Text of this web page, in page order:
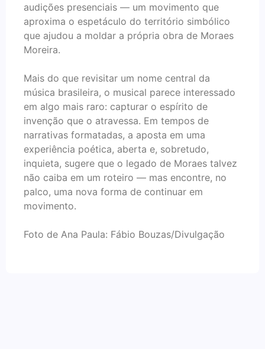
audições presenciais — um movimento que
aproxima o espetáculo do território simbólico
que ajudou a moldar a própria obra de Moraes
Moreira.
Mais do que revisitar um nome central da
música brasileira, o musical parece interessado
em algo mais raro: capturar o espírito de
invenção que o atravessa. Em tempos de
narrativas formatadas, a aposta em uma
experiência poética, aberta e, sobretudo,
inquieta, sugere que o legado de Moraes talvez
não caiba em um roteiro — mas encontre, no
palco, uma nova forma de continuar em
movimento.
Foto de Ana Paula: Fábio Bouzas/Divulgação